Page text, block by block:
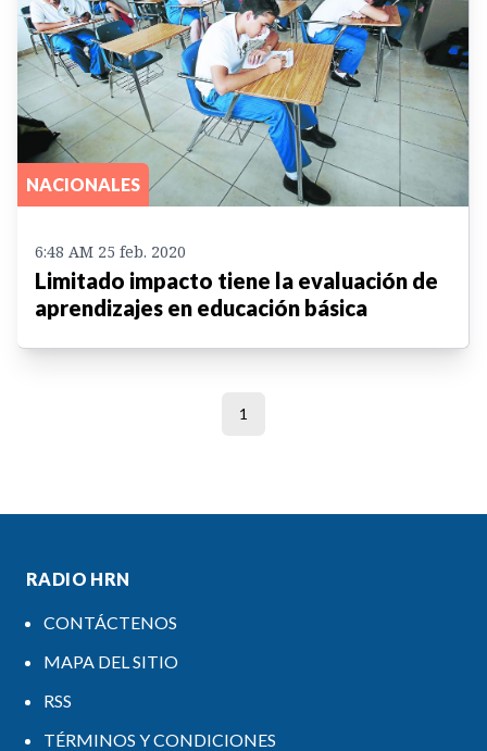
NACIONALES
6:48 AM 25 feb. 2020
Limitado impacto tiene la evaluación de
aprendizajes en educación básica
1
RADIO HRN
CONTÁCTENOS
MAPA DEL SITIO
RSS
TÉRMINOS Y CONDICIONES